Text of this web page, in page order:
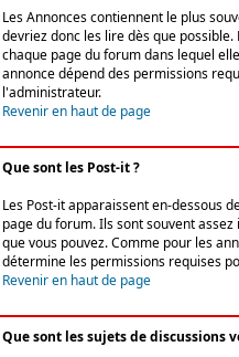
Les Annonces contiennent le plus
devriez donc les lire dès que
chaque page du forum dans lequel
annonce dépend des permissions
l'administrateur.
Revenir en haut de page
Que sont les Post-it ?
Les Post-it apparaissent en-dessous
page du forum. Ils sont souvent
que vous pouvez. Comme pour les
détermine les permissions requises
Revenir en haut de page
Que sont les sujets de discussions